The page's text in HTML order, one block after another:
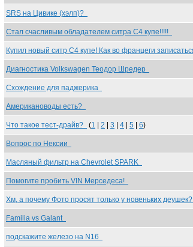
SRS на Цивике (хэлп)?
Стал счасливым обладателем ситра С4 купе!!!!!
Купил новый ситр С4 купе! Как во францеги
Диагностика Volkswagen Теодор Шредер
Схождение для паджерика
Американоводы есть?
Что такое тест-драйв? (1 2 3 4 5 6)
Вопрос по Нексии
Масляный фильтр на Chevrolet SPARK
Помогите пробить VIN Мерседеса!
Хм, а почему Фото просят только у новеньких деушек?
Familia vs Galant
подскажите железо на N16